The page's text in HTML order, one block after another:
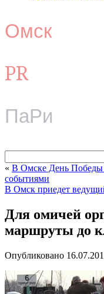
Омск
PR
ПаРи
« В Омске День Победы
событиями
В Омск приедет
Для омичей
маршруты до
Опубликовано